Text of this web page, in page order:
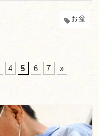
お盆
4 5 6 7 »